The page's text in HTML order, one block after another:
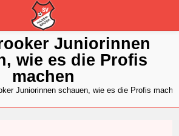
Juniorinnen
wie es die Profis
machen
Juniorinnen schauen, wie es die Profis